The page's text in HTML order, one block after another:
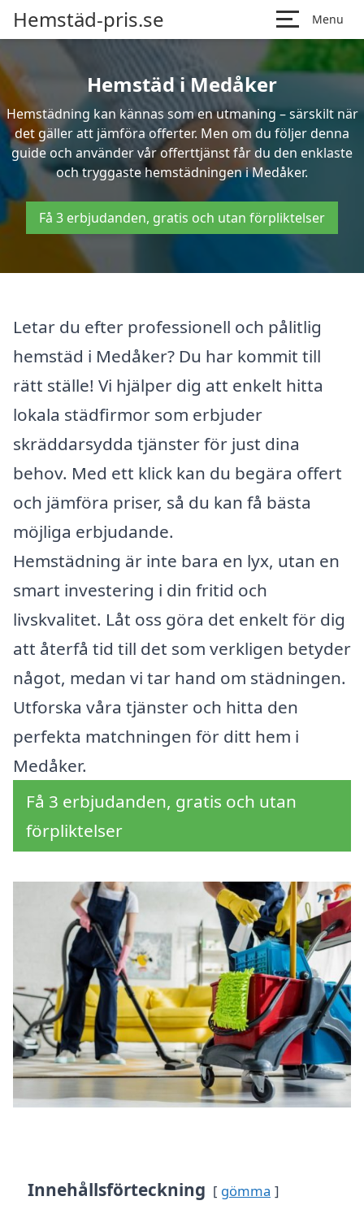
Hemstäd-pris.se Menu
Hemstäd i Medåker
Hemstädning kan kännas som en utmaning – särskilt när
det gäller att jämföra offerter. Men om du följer denna
guide och använder vår offerttjänst får du den enklaste
och tryggaste hemstädningen i Medåker.
Få 3 erbjudanden, gratis och utan förpliktelser
Letar du efter professionell och pålitlig
hemstäd i Medåker? Du har kommit till
rätt ställe! Vi hjälper dig att enkelt hitta
lokala städfirmor som erbjuder
skräddarsydda tjänster för just dina
behov. Med ett klick kan du begära offert
och jämföra priser, så du kan få bästa
möjliga erbjudande.
Hemstädning är inte bara en lyx, utan en
smart investering i din fritid och
livskvalitet. Låt oss göra det enkelt för dig
att återfå tid till det som verkligen betyder
något, medan vi tar hand om städningen.
Utforska våra tjänster och hitta den
perfekta matchningen för ditt hem i
Medåker.
Få 3 erbjudanden, gratis och utan
förpliktelser
Innehållsförteckning gömma